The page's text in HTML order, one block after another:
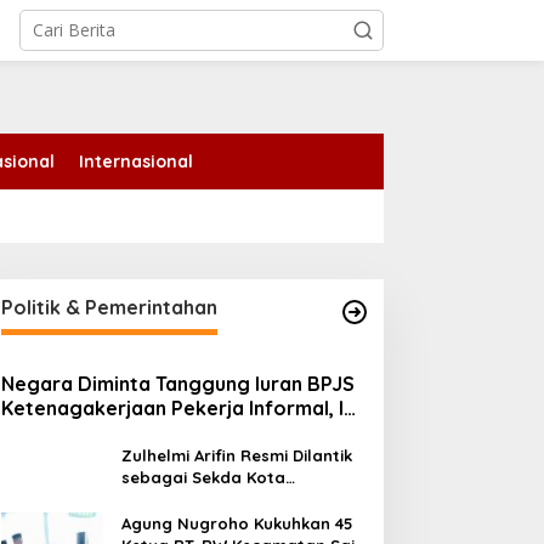
Internasional
Tanaman Jagung
Subur
Jangan Lewatkan! Denda
Tunggakan Pajak PBB
Pekanbaru Dihapus hingga
31 Agustus
Politik & Pemerintahan
Negara Diminta Tanggung Iuran BPJS
Ketenagakerjaan Pekerja Informal, Ini
Zulhelmi Arifin Resmi Dilantik
sebagai Sekda Kota
Agung Nugroho Kukuhkan 45